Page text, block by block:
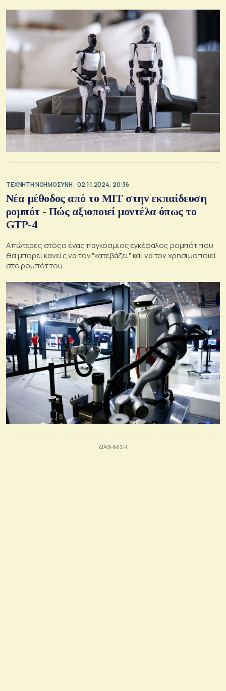
TΕΧΝΗΤΗ ΝΟΗΜΟΣΥΝΗ 02.11.2024, 20:36
Νέα μέθοδος από το MIT στην εκπαίδευση
ρομπότ - Πώς αξιοποιεί μοντέλα όπως το
GTP-4
Απώτερες στόςο ένας παγκόσμιος εγκέφαλος ρομπότ που
θα μπορεί κανείς να τον "κατεβάζει" και να τον χρησιμοποιεί
στο ρομπότ του